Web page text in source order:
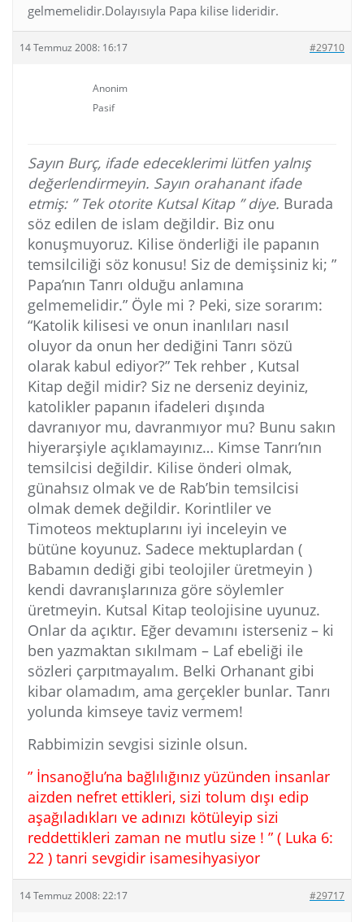
gelmemelidir.Dolayısıyla Papa kilise lideridir.
14 Temmuz 2008: 16:17 #29710
Anonim
Pasif
Sayın Burç, ifade edeceklerimi lütfen yalnış
değerlendirmeyin. Sayın orahanant ifade
etmiş: ” Tek otorite Kutsal Kitap ” diye. Burada
söz edilen de islam değildir. Biz onu
konuşmuyoruz. Kilise önderliği ile papanın
temsilciliği söz konusu! Siz de demişsiniz ki; ”
Papa’nın Tanrı olduğu anlamına
gelmemelidir.” Öyle mi ? Peki, size sorarım:
“Katolik kilisesi ve onun inanlıları nasıl
oluyor da onun her dediğini Tanrı sözü
olarak kabul ediyor?” Tek rehber , Kutsal
Kitap değil midir? Siz ne derseniz deyiniz,
katolikler papanın ifadeleri dışında
davranıyor mu, davranmıyor mu? Bunu sakın
hiyerarşiyle açıklamayınız… Kimse Tanrı’nın
temsilcisi değildir. Kilise önderi olmak,
günahsız olmak ve de Rab’bin temsilcisi
olmak demek değildir. Korintliler ve
Timoteos mektuplarını iyi inceleyin ve
bütüne koyunuz. Sadece mektuplardan (
Babamın dediği gibi teolojiler üretmeyin )
kendi davranışlarınıza göre söylemler
üretmeyin. Kutsal Kitap teolojisine uyunuz.
Onlar da açıktır. Eğer devamını isterseniz – ki
ben yazmaktan sıkılmam – Laf ebeliği ile
sözleri çarpıtmayalım. Belki Orhanant gibi
kibar olamadım, ama gerçekler bunlar. Tanrı
yolunda kimseye taviz vermem!
Rabbimizin sevgisi sizinle olsun.
” İnsanoğlu’na bağlılığınız yüzünden insanlar
aizden nefret ettikleri, sizi tolum dışı edip
aşağıladıkları ve adınızı kötüleyip sizi
reddettikleri zaman ne mutlu size ! ” ( Luka 6:
22 ) tanri sevgidir isamesihyasiyor
14 Temmuz 2008: 22:17 #29717